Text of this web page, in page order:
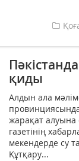
қиды
Алдын ала
жарақат алуына
газетінің
мекендерде су
Құтқару...